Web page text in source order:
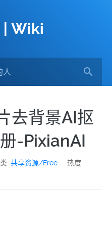
| Wiki
去背景AI抠
-PixianAI
:共享资源/Free
热度: